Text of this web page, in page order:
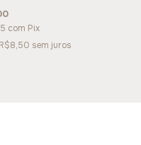
com Pix
R$8,50 sem juros